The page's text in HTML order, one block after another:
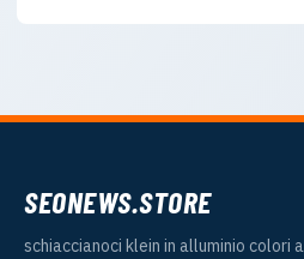
SEONEWS.STORE
schiaccianoci klein in alluminio